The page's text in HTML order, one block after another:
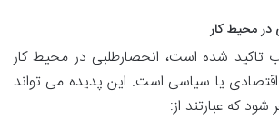
در محیط کار
تاکید شده است، انحصارطلبی در محیط کار
اقتصادی یا سیاسی است. این پدیده می تواند
شود که عبارتند از: